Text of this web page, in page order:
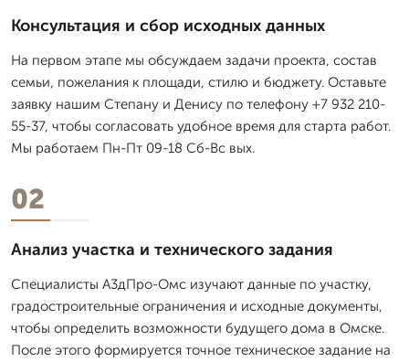
Консультация и сбор исходных данных
На первом этапе мы обсуждаем задачи проекта, состав
семьи, пожелания к площади, стилю и бюджету. Оставьте
заявку нашим Степану и Денису по телефону +7 932 210-
55-37, чтобы согласовать удобное время для старта работ.
Мы работаем Пн-Пт 09-18 Сб-Вс вых.
02
Анализ участка и технического задания
Специалисты А3дПро-Омс изучают данные по участку,
градостроительные ограничения и исходные документы,
чтобы определить возможности будущего дома в Омске.
После этого формируется точное техническое задание на